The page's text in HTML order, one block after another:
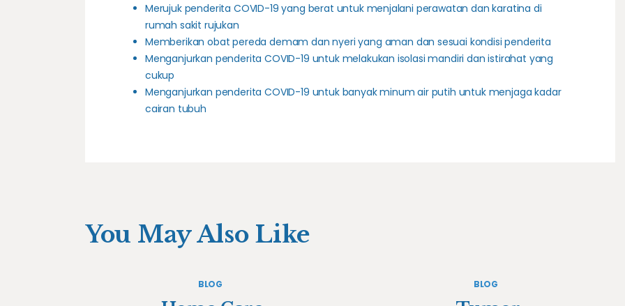
Merujuk penderita COVID-19 yang berat untuk menjalani perawatan dan karatina di
rumah sakit rujukan
Memberikanobat pereda demam dan nyeri yang aman dan sesuai kondisi penderita
Menganjurkan penderita COVID-19 untuk melakukan isolasi mandiri danistirahat yang
cukup
Menganjurkan penderita COVID-19 untuk banyak minum air putih untuk menjaga kadar
cairan tubuh
You May Also Like
BLOG BLOG